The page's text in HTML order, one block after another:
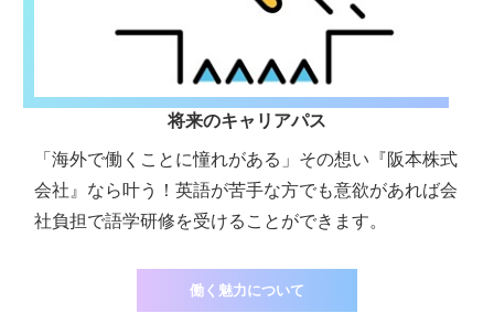
将来のキャリアパス
「海外で働くことに憧れがある」その想い『阪本株式
会社』なら叶う！英語が苦手な方でも意欲があれば会
社負担で語学研修を受けることができます。
働く魅力について